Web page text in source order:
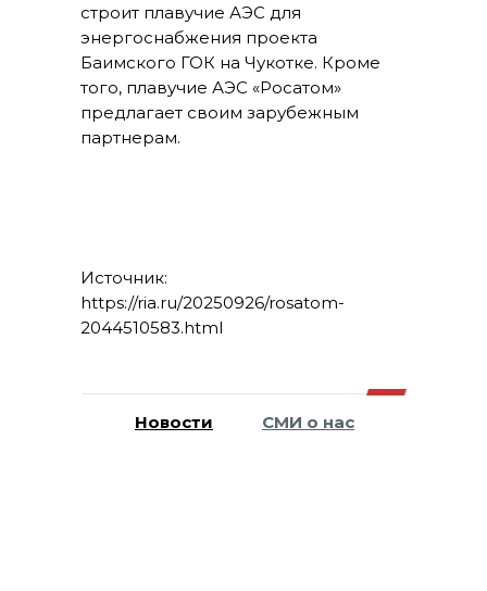
строит плавучие АЭС для
энергоснабжения проекта
Баимского ГОК на Чукотке. Кроме
того, плавучие АЭС «Росатом»
предлагает своим зарубежным
партнерам.
Источник:
https://ria.ru/20250926/rosatom-
2044510583.html
Новости СМИ о нас